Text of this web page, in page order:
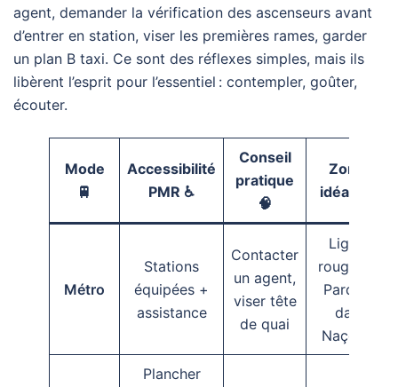
agent, demander la vérification des ascenseurs avant
d’entrer en station, viser les premières rames, garder
un plan B taxi. Ce sont des réflexes simples, mais ils
libèrent l’esprit pour l’essentiel : contempler, goûter,
écouter.
Mode
🚆
Accessibilité
PMR ♿
Conseil
pratique
🧠
Zone
idéale 🌐
Métro
Stations
équipées +
assistance
Contacter
un agent,
viser tête
de quai
Ligne
rouge →
Parque
das
Nações
Plancher